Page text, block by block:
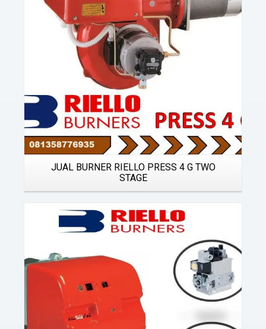
JUAL BURNER RIELLO PRESS 4 G TWO
STAGE
Details